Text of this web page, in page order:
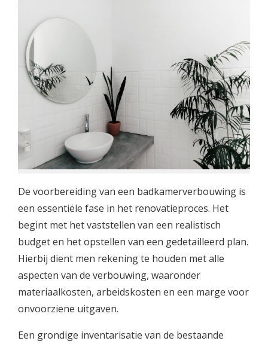
De voorbereiding van een badkamerverbouwing is
een essentiële fase in het renovatieproces. Het
begint met het vaststellen van een realistisch
budget en het opstellen van een gedetailleerd plan.
Hierbij dient men rekening te houden met alle
aspecten van de verbouwing, waaronder
materiaalkosten, arbeidskosten en een marge voor
onvoorziene uitgaven.
Een grondige inventarisatie van de bestaande